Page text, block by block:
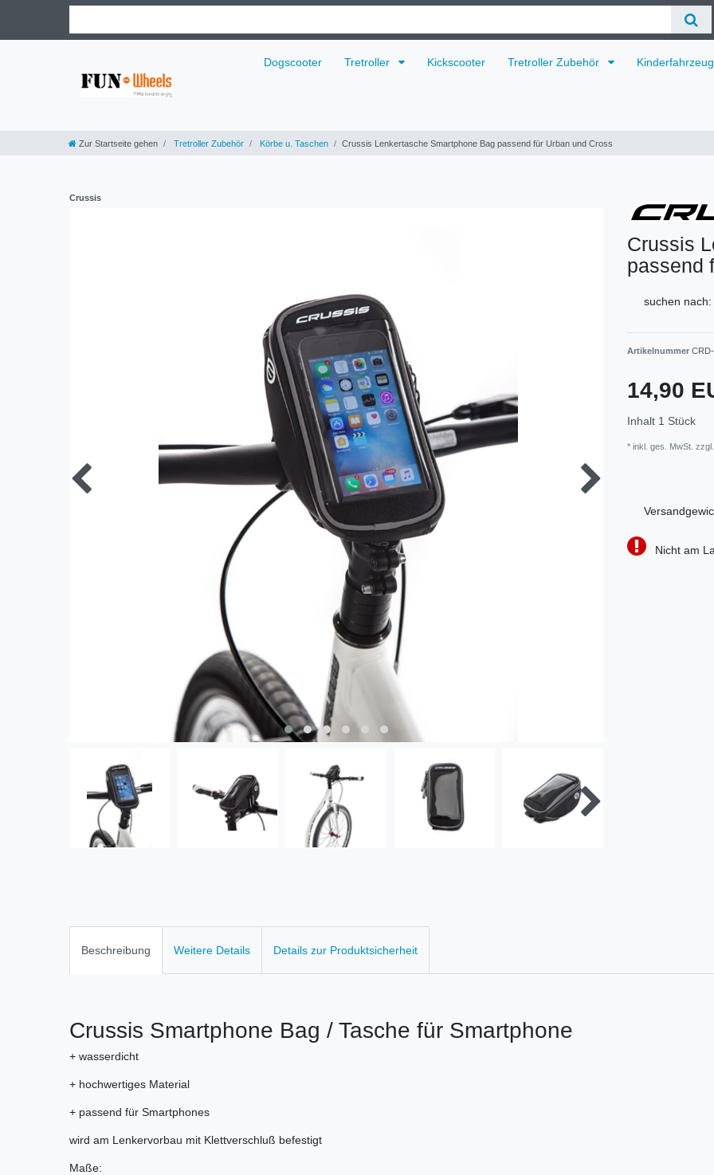
Dogscooter Tretroller Kickscooter Tretroller Zubehör
Zur Startseite gehen Tretroller Zubehör Körbe u. Taschen Crussis Lenkertasche Smartphone Bag passend für Urban und Cross
Crussis
Crussis
passend
suchen nach:
Artikelnummer
14,90
Inhalt 1 Stück
* inkl. ges. MwSt. zzgl.
Nicht am
Beschreibung Weitere Details Details zur Produktsicherheit
Crussis Smartphone Bag / Tasche für Smartphone
+ wasserdicht
+ hochwertiges Material
+ passend für Smartphones
wird am Lenkervorbau mit Klettverschluß befestigt
Maße: